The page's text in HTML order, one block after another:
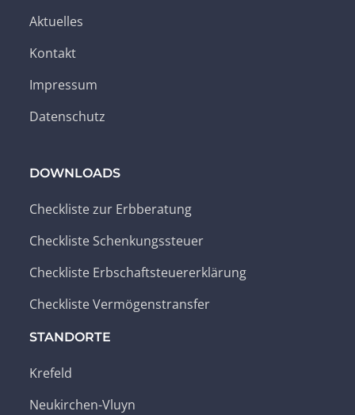
Aktuelles
Kontakt
Impressum
Datenschutz
DOWNLOADS
Checkliste zur Erbberatung
Checkliste Schenkungssteuer
Checkliste Erbschaftsteuererklärung
Checkliste Vermögenstransfer
STANDORTE
Krefeld
Neukirchen-Vluyn